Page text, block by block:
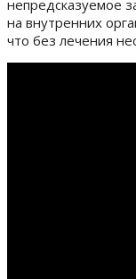
непредсказуемое
на внутренних
что без лечения